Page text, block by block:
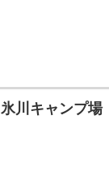
氷川キャンプ場